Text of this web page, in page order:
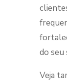
do seu
Veja